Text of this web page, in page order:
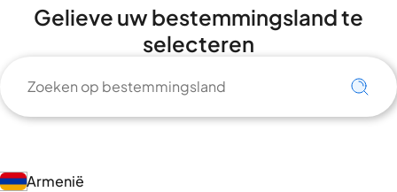
Gelieve uw bestemmingsland te
selecteren
Armenië